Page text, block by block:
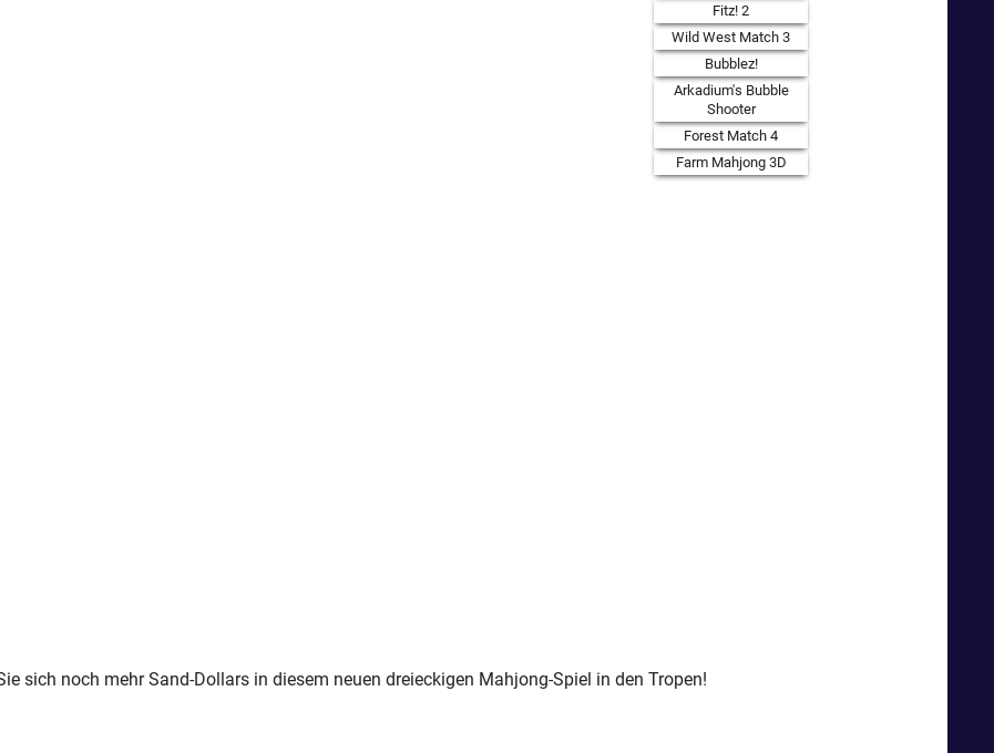
Fitz! 2
Wild West Match 3
Bubblez!
Arkadium's Bubble
Shooter
Forest Match 4
Farm Mahjong 3D
sich noch mehr Sand-Dollars in diesem neuen dreieckigen Mahjong-Spiel in den Tropen!